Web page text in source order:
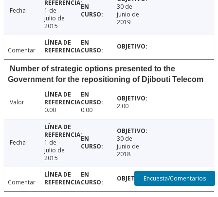
Fecha
1 de
julio de
2015
30 de
junio de
2019
Comentar
Number of strategic options presented to the
Government for the repositioning of Djibouti Telecom
Valor
0.00
0.00 2.00
Fecha
1 de
julio de
2015
30 de
junio de
2018
Comentar Encuesta/Comentarios